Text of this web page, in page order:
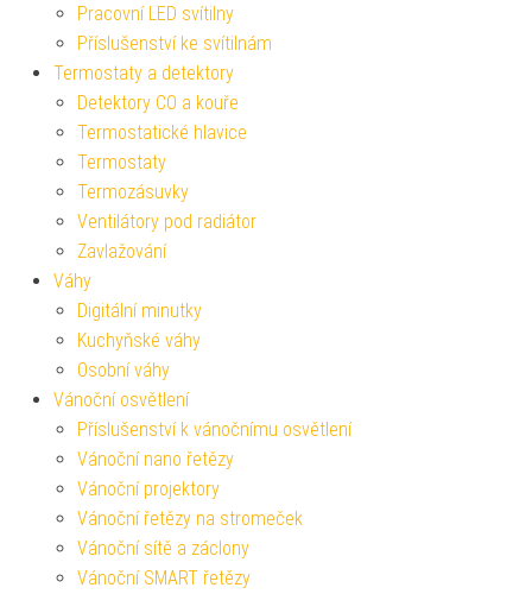
Pracovní LED svítilny
Příslušenství ke svítilnám
Termostaty a detektory
Detektory CO a kouře
Termostatické hlavice
Termostaty
Termozásuvky
Ventilátory pod radiátor
Zavlažování
Váhy
Digitální minutky
Kuchyňské váhy
Osobní váhy
Vánoční osvětlení
Příslušenství k vánočnímu osvětlení
Vánoční nano řetězy
Vánoční projektory
Vánoční řetězy na stromeček
Vánoční sítě a záclony
Vánoční SMART řetězy